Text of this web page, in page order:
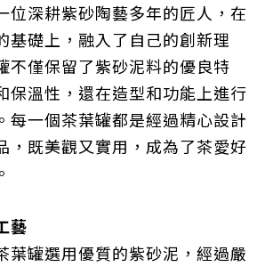
位深耕紫砂陶藝多年的匠人，在
基礎上，融入了自己的創新理
不僅保留了紫砂泥料的優良特
保溫性，還在造型和功能上進行
每一個茶葉罐都是經過精心設計
，既美觀又實用，成為了茶愛好
藝
葉罐選用優質的紫砂泥，經過嚴